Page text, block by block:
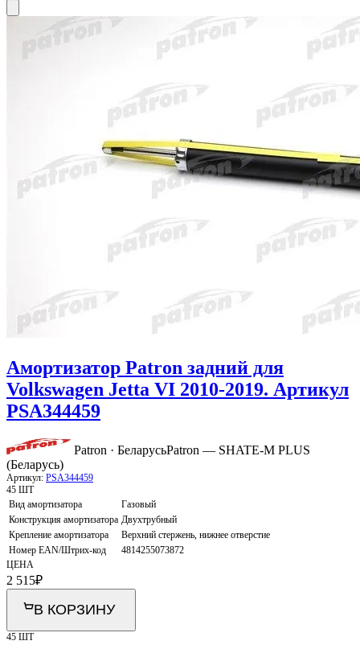
Амортизатор Patron задний для
Volkswagen Jetta VI 2010-2019. Артикул
PSA344459
Patron · БеларусьPatron — SHATE-M PLUS
(Беларусь)
Артикул: PSA344459
45 ШТ
Вид амортизатора
Газовый
Конструкция амортизатора Двухтрубный
Крепление амортизатора
Верхний стержень, нижнее отверстие
Номер EAN/Штрих-код
4814255073872
ЦЕНА
2 515₽
В КОРЗИНУ
45 ШТ